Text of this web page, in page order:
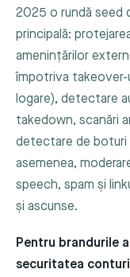
2025 o rundă seed
principală:
amenințărilor
împotriva takeover-
logare), detectare
takedown, scanări
detectare de boturi
asemenea,
speech, spam și
și ascunse.
Pentru brandurile
securitatea